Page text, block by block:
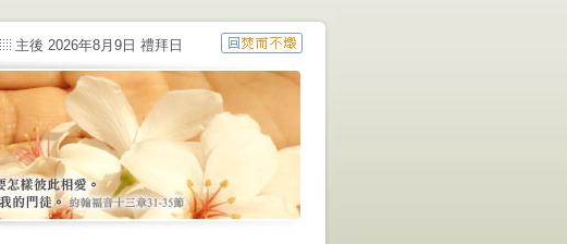
主後 2026年8月9日 禮拜日